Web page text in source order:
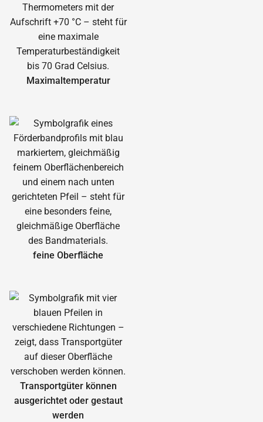
Maximal­temperatur
feine Oberfläche
Transportgüter können
ausgerichtet oder gestaut
werden